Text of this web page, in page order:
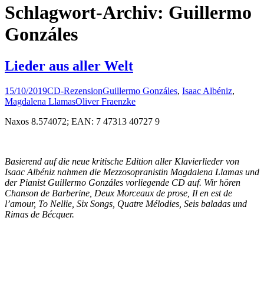
Schlagwort-Archiv: Guillermo
Gonzáles
Lieder aus aller Welt
15/10/2019CD-RezensionGuillermo Gonzáles, Isaac Albéniz,
Magdalena LlamasOliver Fraenzke
Naxos 8.574072; EAN: 7 47313 40727 9
Basierend auf die neue kritische Edition aller Klavierlieder von
Isaac Albéniz nahmen die Mezzosopranistin Magdalena Llamas und
der Pianist Guillermo Gonzáles vorliegende CD auf. Wir hören
Chanson de Barberine, Deux Morceaux de prose, Il en est de
l’amour, To Nellie, Six Songs, Quatre Mélodies, Seis baladas und
Rimas de Bécquer.